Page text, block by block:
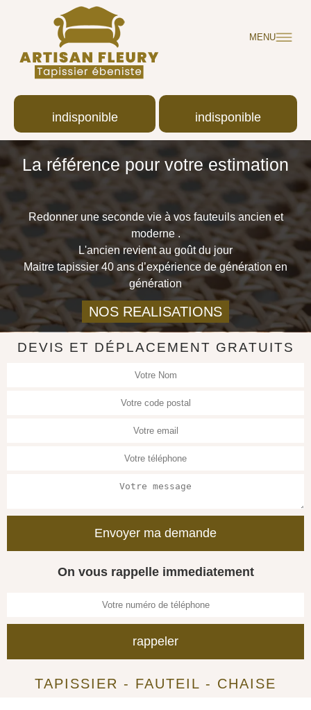
MENU
indisponible indisponible
La référence pour votre estimation
Redonner une seconde vie à vos fauteuils ancien et
moderne .
L'ancien revient au goût du jour
Maitre tapissier 40 ans d’expérience de génération en
génération
NOS REALISATIONS
DEVIS ET DÉPLACEMENT GRATUITS
On vous rappelle immediatement
TAPISSIER - FAUTEIL - CHAISE